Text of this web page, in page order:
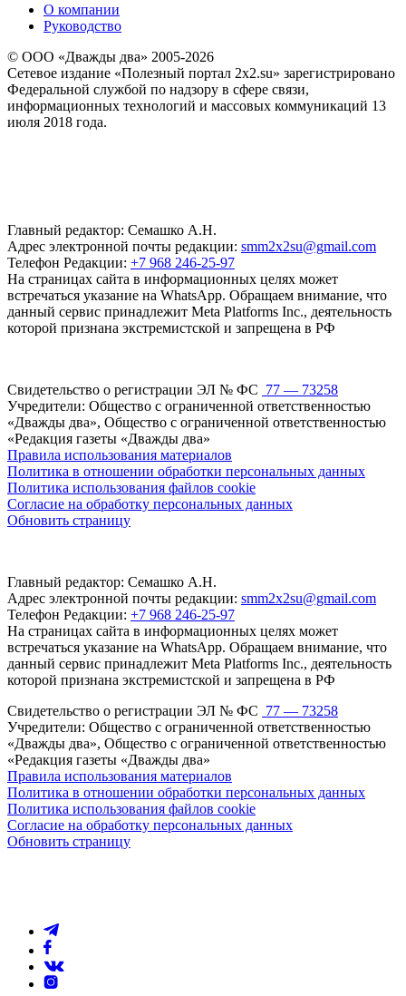
О компании
Руководство
© ООО «Дважды два» 2005-2026
Сетевое издание «Полезный портал 2x2.su» зарегистрировано
Федеральной службой по надзору в сфере связи,
информационных технологий и массовых коммуникаций 13
июля 2018 года.
Главный редактор: Семашко А.Н.
Адрес электронной почты редакции: smm2x2su@gmail.com
Телефон Редакции: +7 968 246-25-97
На страницах сайта в информационных целях может
встречаться указание на WhatsApp. Обращаем внимание, что
данный сервис принадлежит Meta Platforms Inc., деятельность
которой признана экстремистской и запрещена в РФ
Свидетельство о регистрации ЭЛ № ФС 77 — 73258
Учредители: Общество с ограниченной ответственностью
«Дважды два», Общество с ограниченной ответственностью
«Редакция газеты «Дважды два»
Правила использования материалов
Политика в отношении обработки персональных данных
Политика использования файлов cookie
Согласие на обработку персональных данных
Обновить страницу
Главный редактор: Семашко А.Н.
Адрес электронной почты редакции: smm2x2su@gmail.com
Телефон Редакции: +7 968 246-25-97
На страницах сайта в информационных целях может
встречаться указание на WhatsApp. Обращаем внимание, что
данный сервис принадлежит Meta Platforms Inc., деятельность
которой признана экстремистской и запрещена в РФ
Свидетельство о регистрации ЭЛ № ФС 77 — 73258
Учредители: Общество с ограниченной ответственностью
«Дважды два», Общество с ограниченной ответственностью
«Редакция газеты «Дважды два»
Правила использования материалов
Политика в отношении обработки персональных данных
Политика использования файлов cookie
Согласие на обработку персональных данных
Обновить страницу